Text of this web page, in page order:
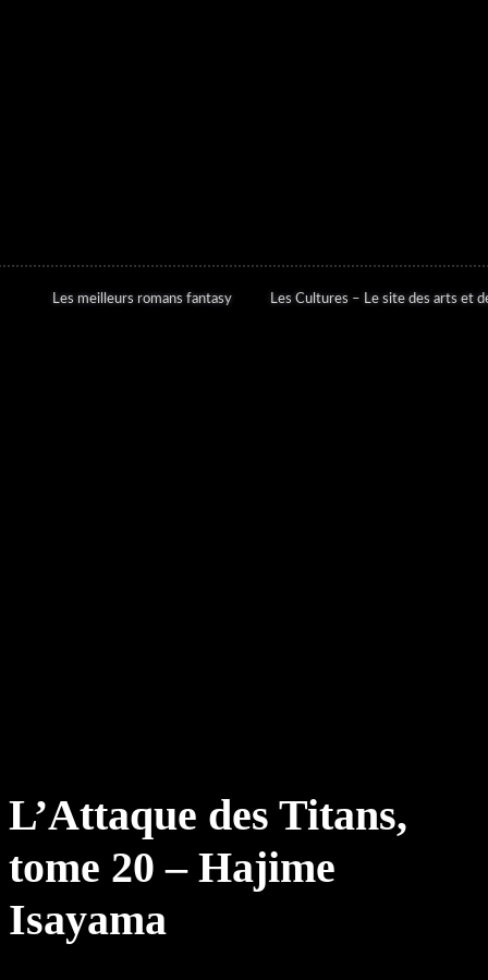
Les meilleurs romans fantasy Les Cultures – Le site des arts et
L’Attaque des Titans,
tome 20 – Hajime
Isayama